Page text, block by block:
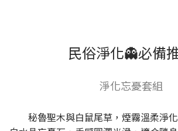
民俗淨化👻必備
淨化忘憂套組
秘魯聖木與白鼠尾草，煙霧溫柔淨